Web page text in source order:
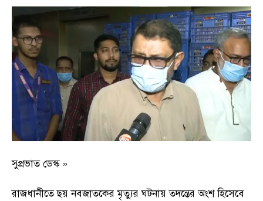
সুপ্রভাত ডেস্ক »
রাজধানীতে ছয় নবজাতকের মৃত্যুর ঘটনায় তদন্তের অংশ হিসেবে